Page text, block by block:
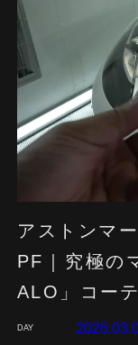
会社概要
VIEW ALL
SERVICE
アストンマ
PF｜究極の
ALO」コー
DAY